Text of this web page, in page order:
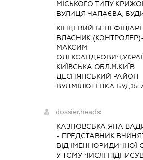
МІСЬКОГО ТИПУ
ВУЛИЦЯ ЧАПАЄВА,
КІНЦЕВИЙ
ВЛАСНИК
МАКСИМ
КИЇВСЬКА ОБЛ.М.КИЇВ
ДЕСНЯНСЬКИЙ РАЙОН
ВУЛ.МІЛЮТЕНКА БУД.15-
dossier.heads:
КАЗНОВСЬКА ЯНА
- ПРЕДСТАВНИК
ВІД ІМЕНІ ЮРИДИЧНОЇ
У ТОМУ ЧИСЛІ